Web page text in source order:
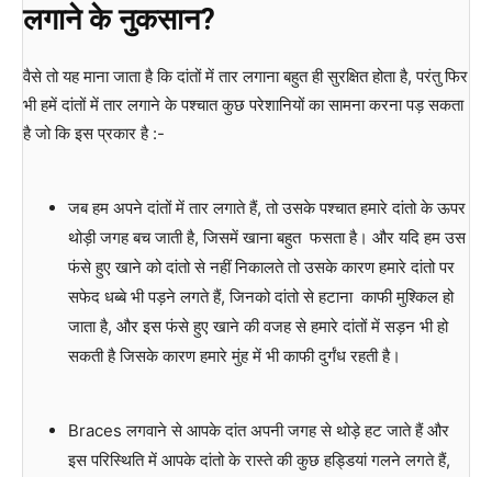
लगाने के नुकसान?
वैसे तो यह माना जाता है कि दांतों में तार लगाना बहुत ही सुरक्षित होता है, परंतु फिर
भी हमें दांतों में तार लगाने के पश्चात कुछ परेशानियों का सामना करना पड़ सकता
है जो कि इस प्रकार है :-
जब हम अपने दांतों में तार लगाते हैं, तो उसके पश्चात हमारे दांतो के ऊपर
थोड़ी जगह बच जाती है, जिसमें खाना बहुत फसता है। और यदि हम उस
फंसे हुए खाने को दांतो से नहीं निकालते तो उसके कारण हमारे दांतो पर
सफेद धब्बे भी पड़ने लगते हैं, जिनको दांतो से हटाना काफी मुश्किल हो
जाता है, और इस फंसे हुए खाने की वजह से हमारे दांतों में सड़न भी हो
सकती है जिसके कारण हमारे मुंह में भी काफी दुर्गंध रहती है।
Braces लगवाने से आपके दांत अपनी जगह से थोड़े हट जाते हैं और
इस परिस्थिति में आपके दांतो के रास्ते की कुछ हड्डियां गलने लगते हैं,